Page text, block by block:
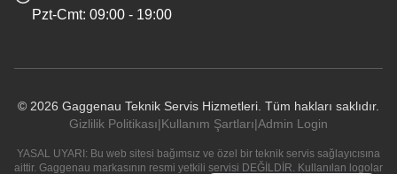
Pzt-Cmt: 09:00 - 19:00
© 2026 Gaggenau Teknik Servis Hizmetleri. Tüm hakları saklıdır.
Gizlilik Politikası|Kullanım Şartları|Admin Login
YASAL UYARI: Bu web sitesi bağımsız ve özel bir teknik servis sağlayıcısına
aittir. Gaggenau markasının resmi yetkili servisi DEĞİLDİR. Kullanılan logolar